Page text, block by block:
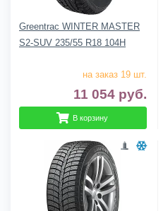
Greentrac WINTER MASTER
S2-SUV 235/55 R18 104H
на заказ 19 шт.
11 054 руб.
В корзину